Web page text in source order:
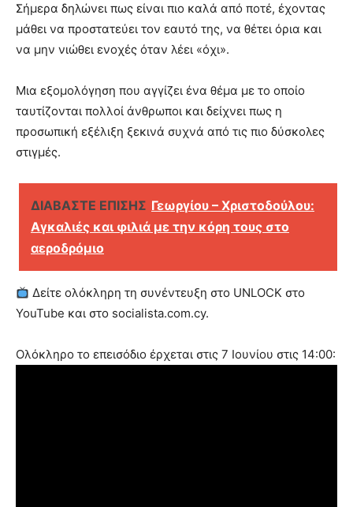
Σήμερα δηλώνει πως είναι πιο καλά από ποτέ, έχοντας
μάθει να προστατεύει τον εαυτό της, να θέτει όρια και
να μην νιώθει ενοχές όταν λέει «όχι».
Μια εξομολόγηση που αγγίζει ένα θέμα με το οποίο
ταυτίζονται πολλοί άνθρωποι και δείχνει πως η
προσωπική εξέλιξη ξεκινά συχνά από τις πιο δύσκολες
στιγμές.
ΔΙΑΒΑΣΤΕ ΕΠΙΣΗΣ Γεωργίου – Χριστοδούλου:
Αγκαλιές και φιλιά με την κόρη τους στο
αεροδρόμιο
Δείτε ολόκληρη τη συνέντευξη στο UNLOCK στο
YouTube και στο socialista.com.cy.
Ολόκληρο το επεισόδιο έρχεται στις 7 Ιουνίου στις 14:00: